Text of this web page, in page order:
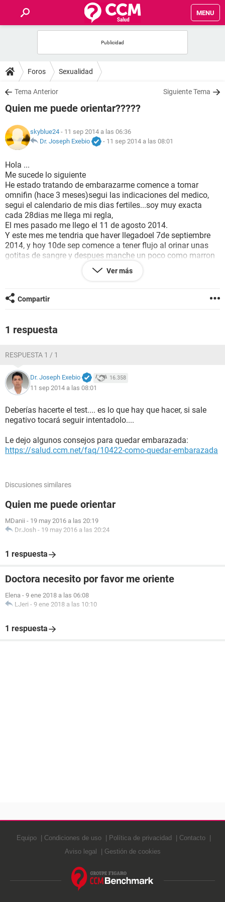
MENU
FOROS
SALUD
FAMILIA
NUTRICIÓN
BIENESTAR
SEXUALIDAD
GLOSARIO
Foros Sexualidad
Tema Anterior Siguiente Tema
Quien me puede orientar?????
skyblue24 - 11 sep 2014 a las 06:36
Dr. Joseph Exebio
- 11 sep 2014 a las 08:01
Hola ...
Me sucede lo siguiente
He estado tratando de embarazarme comence a tomar
omnifin (hace 3 meses)segui las indicaciones del medico,
segui el calendario de mis dias fertiles...soy muy exacta
cada 28dias me llega mi regla,
El mes pasado me llego el 11 de agosto 2014.
Y este mes me tendria que haver llegadoel 7de septiembre
2014, y hoy 10de sep comence a tener flujo al orinar unas
gotitas de sangre y despues manche un poco como marron
oscuro de repente me dan colicos y de repente todo vuelve a
la normalidad.... me aterra hacerme el test y que me salga
temperarura de mi cuerpo durante mas de dos semanas a
99.9°f cuando despierto, voy con mas frecuencia a orinar ....
sucediendo?
Ver más
Compartir
1 respuesta
RESPUESTA 1 / 1
Dr. Joseph Exebio 16.358
11 sep 2014 a las 08:01
Deberías hacerte el test.... es lo que hay que hacer, si sale
negativo tocará seguir intentadolo....
Le dejo algunos consejos para quedar embarazada:
https://salud.ccm.net/faq/10422-como-quedar-embarazada
Discusiones similares
Quien me puede orientar
MDanii - 19 may 2016 a las 20:19
Dr.Josh - 19 may 2016 a las 20:24
1 respuesta
Doctora necesito por favor me oriente
Elena - 9 ene 2018 a las 06:08
LJeri - 9 ene 2018 a las 10:10
1 respuesta
Equipo Condiciones de uso Política de privacidad
Contacto
Aviso legal
Gestión de cookies